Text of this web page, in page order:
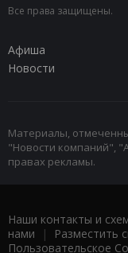
Все права защищены.
Афиша
Новости
Материалы,
"Новости компаний",
правах рекламы.
Наши контакты и
нами | Разместить
Пользовательское